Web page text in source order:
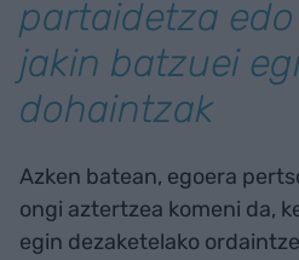
partaidetza
jakin batzuei
dohaintzak
Azken batean, egoera
ongi aztertzea komeni da,
egin dezaketelako